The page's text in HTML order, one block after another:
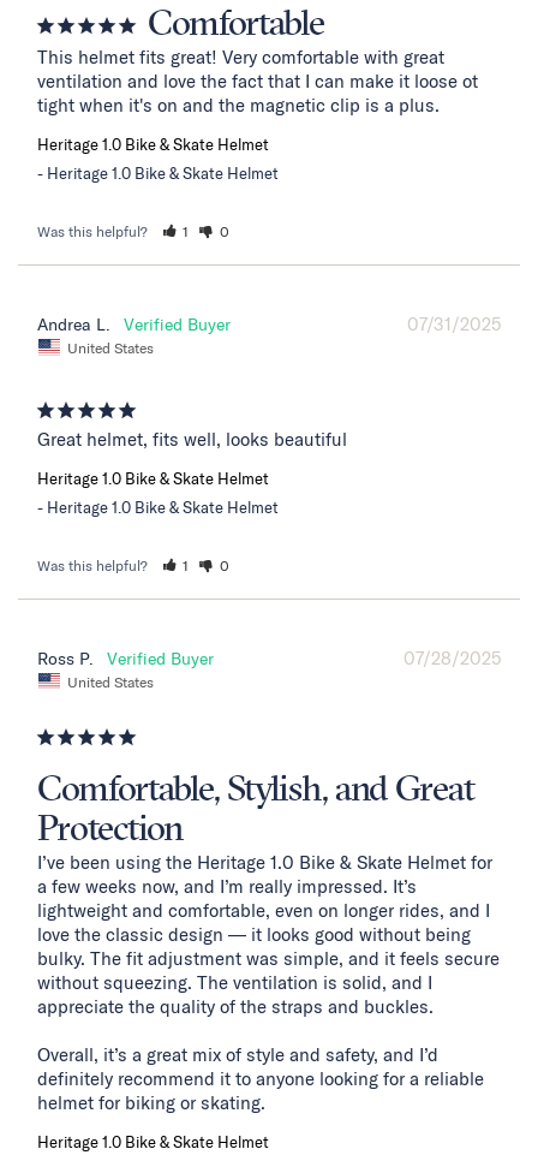
Comfortable
This helmet fits great! Very comfortable with great
ventilation and love the fact that I can make it loose ot
tight when it's on and the magnetic clip is a plus.
Heritage 1.0 Bike & Skate Helmet
Heritage 1.0 Bike & Skate Helmet
Was this helpful? 1 0
07/31/2025
Andrea L.
United States
Great helmet, fits well, looks beautiful
Heritage 1.0 Bike & Skate Helmet
Heritage 1.0 Bike & Skate Helmet
Was this helpful? 1 0
07/28/2025
Ross P.
United States
Comfortable, Stylish, and Great
Protection
I’ve been using the Heritage 1.0 Bike & Skate Helmet for
a few weeks now, and I’m really impressed. It’s
lightweight and comfortable, even on longer rides, and I
love the classic design — it looks good without being
bulky. The fit adjustment was simple, and it feels secure
without squeezing. The ventilation is solid, and I
appreciate the quality of the straps and buckles.
Overall, it’s a great mix of style and safety, and I’d
definitely recommend it to anyone looking for a reliable
helmet for biking or skating.
Heritage 1.0 Bike & Skate Helmet